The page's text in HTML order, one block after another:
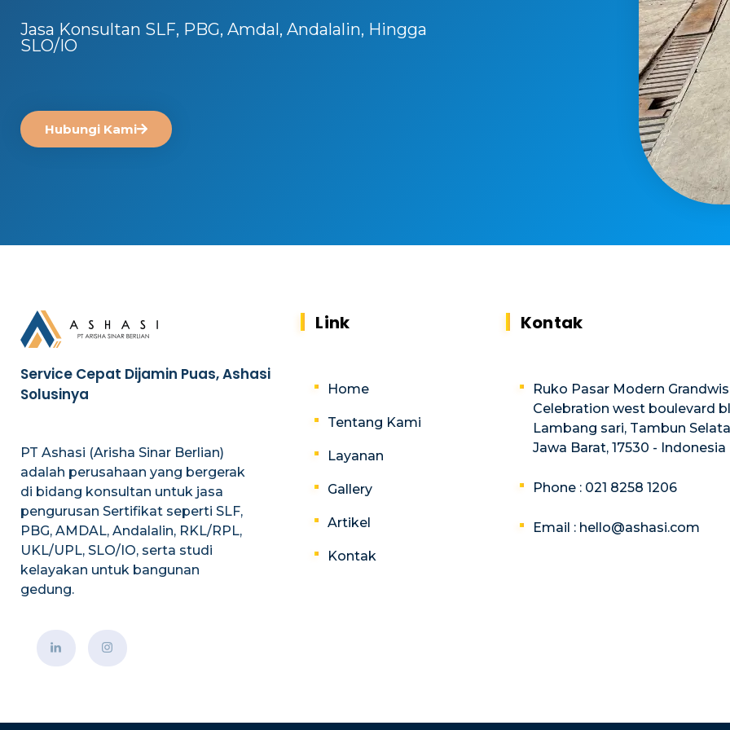
Jasa Konsultan SLF, PBG, Amdal, Andalalin, Hingga
SLO/IO
Hubungi Kami
Service Cepat Dijamin Puas, Ashasi
Solusinya
PT Ashasi (Arisha Sinar Berlian)
adalah perusahaan yang bergerak
di bidang konsultan untuk jasa
pengurusan Sertifikat seperti SLF,
PBG, AMDAL, Andalalin, RKL/RPL,
UKL/UPL, SLO/IO, serta studi
kelayakan untuk bangunan
gedung.
Link
Home
Tentang Kami
Layanan
Gallery
Artikel
Kontak
Kontak
Ruko Pasar Modern
Celebration west boulevard
Lambang sari, Tambun
Jawa Barat, 17530 - Indonesia
Phone : 021 8258 1206
Email : hello@ashasi.com